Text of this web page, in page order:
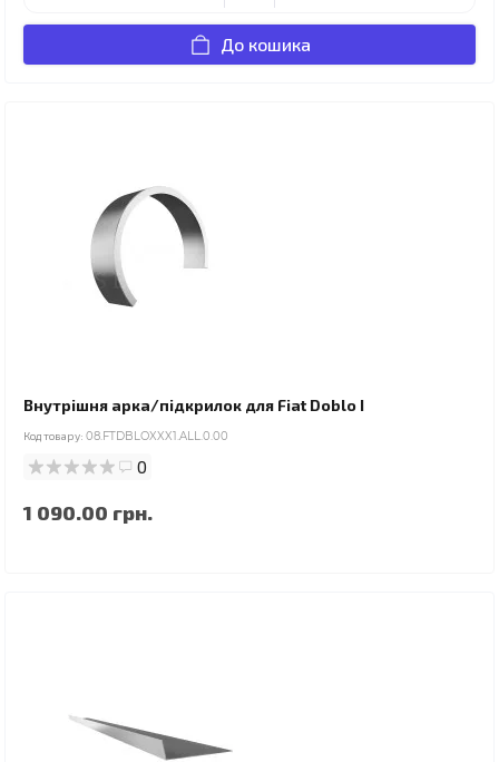
До кошика
Внутрішня арка/підкрилок для Fiat Doblo I
Код товару: 08.FTDBLOXXX1.ALL.0.00
0
1 090.00 грн.